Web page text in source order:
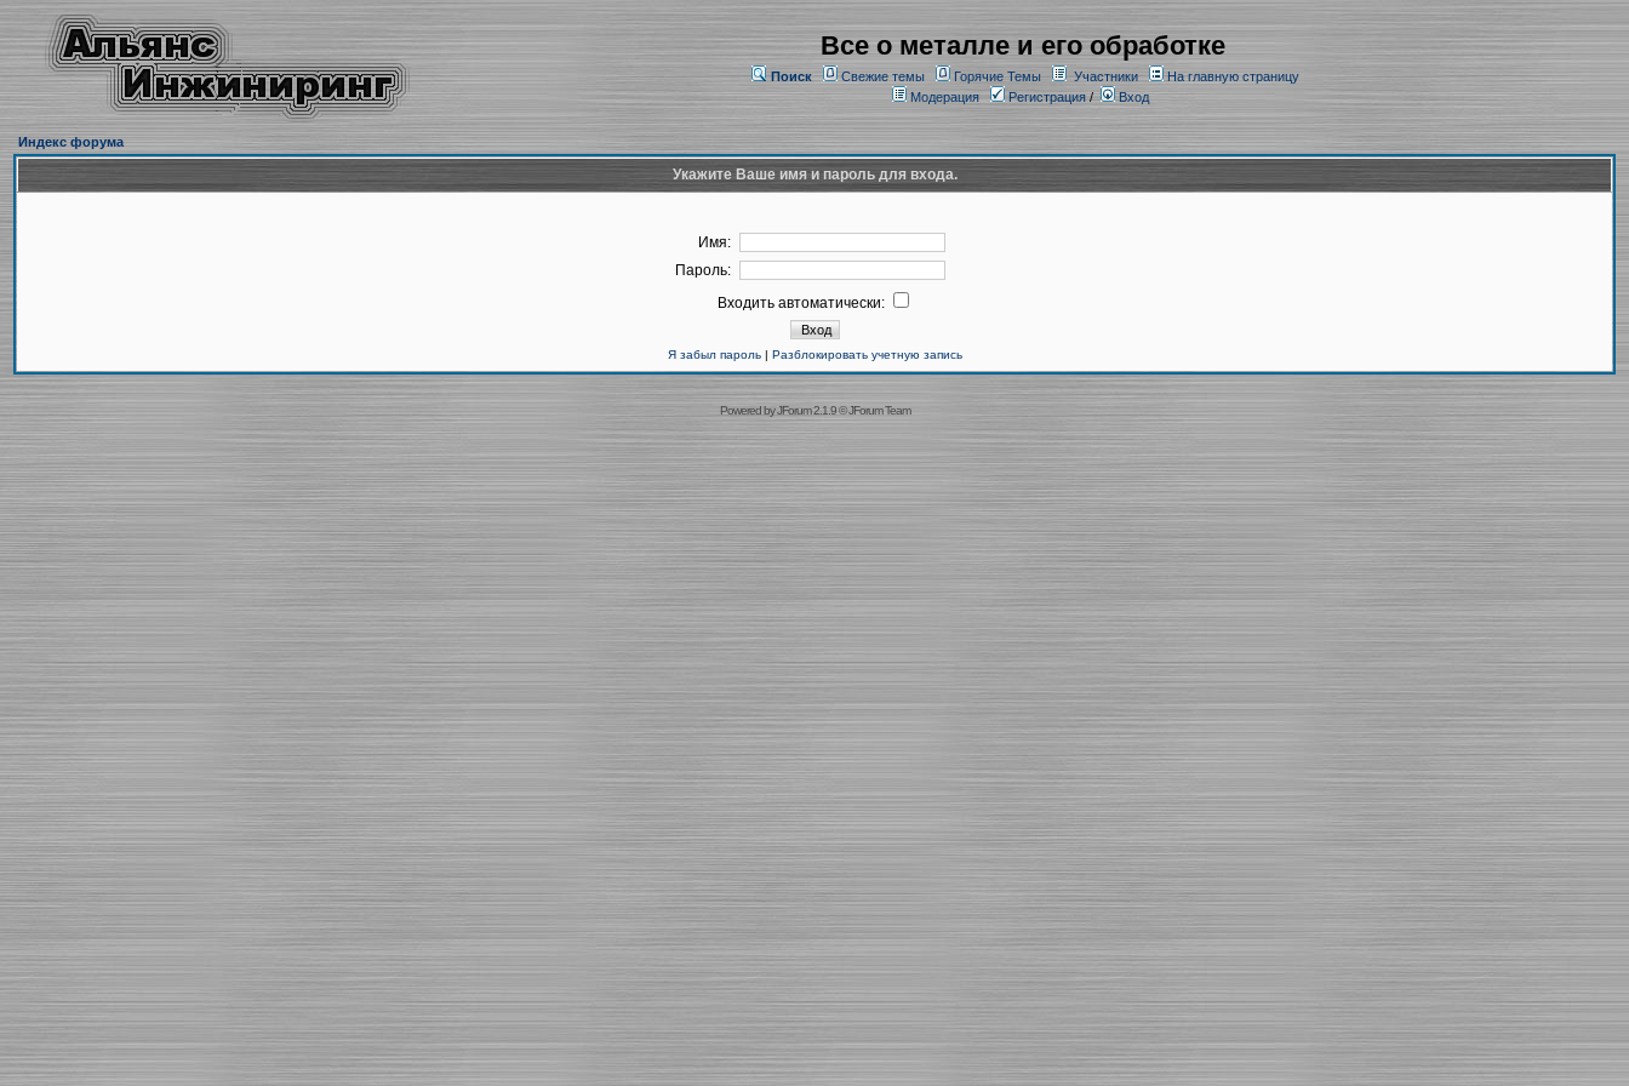
Все о металле и его обработке
Поиск Свежие темы Горячие Темы Участники
На главную страницу
Модерация
Регистрация/ Вход
Индекс форума
Укажите Ваше имя и пароль для входа.
Имя:
Пароль:
Входить автоматически:
Я забыл пароль| Разблокировать учетную запись
Powered byJForum 2.1.9©JForum Team